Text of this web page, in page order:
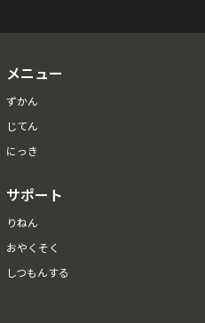
メニュー
ずかん
じてん
にっき
サポート
りねん
おやくそく
しつもんする